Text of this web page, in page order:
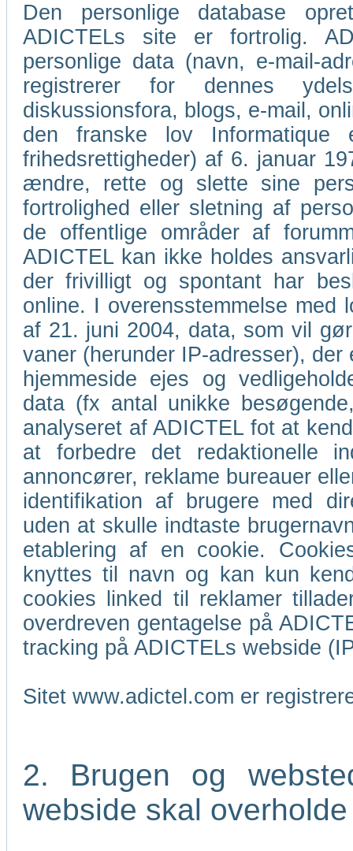
Den personlige database
ADICTELs site er fortrolig.
personlige data (navn, e-mail-
registrerer for dennes
diskussionsfora, blogs, e-mail,
den franske lov Informatique
frihedsrettigheder) af 6. januar
ændre, rette og slette sine
fortrolighed eller sletning af
de offentlige områder af
ADICTEL kan ikke holdes
der frivilligt og spontant har
online. I overensstemmelse med
af 21. juni 2004, data, som vil
vaner (herunder IP-adresser),
hjemmeside ejes og
data (fx antal unikke
analyseret af ADICTEL fot at
at forbedre det redaktionelle
annoncører, reklame bureauer
identifikation af brugere med
uden at skulle indtaste
etablering af en cookie.
knyttes til navn og kan kun
cookies linked til reklamer
overdreven gentagelse på
tracking på ADICTELs webside
Sitet www.adictel.com er
2. Brugen og
webside skal